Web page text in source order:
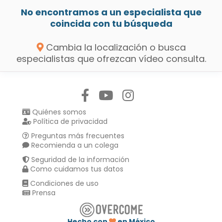
No encontramos a un especialista que
coincida con tu búsqueda
Cambia la localización o busca
especialistas que ofrezcan vídeo consulta.
Quiénes somos
Política de privacidad
Preguntas más frecuentes
Recomienda a un colega
Seguridad de la información
Como cuidamos tus datos
Condiciones de uso
Prensa